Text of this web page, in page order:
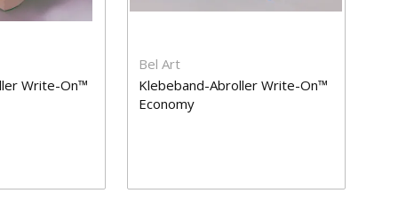
Write-On™
Bel Art
Klebeband-Abroller Write-On™
Economy